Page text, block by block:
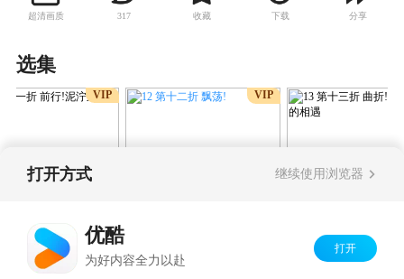
超清画质 317 收藏 下载 分享
选集
VIP VIP
京ICP备06050721号-1
打开方式 继续使用浏览器
优酷
为好内容全力以赴
打开